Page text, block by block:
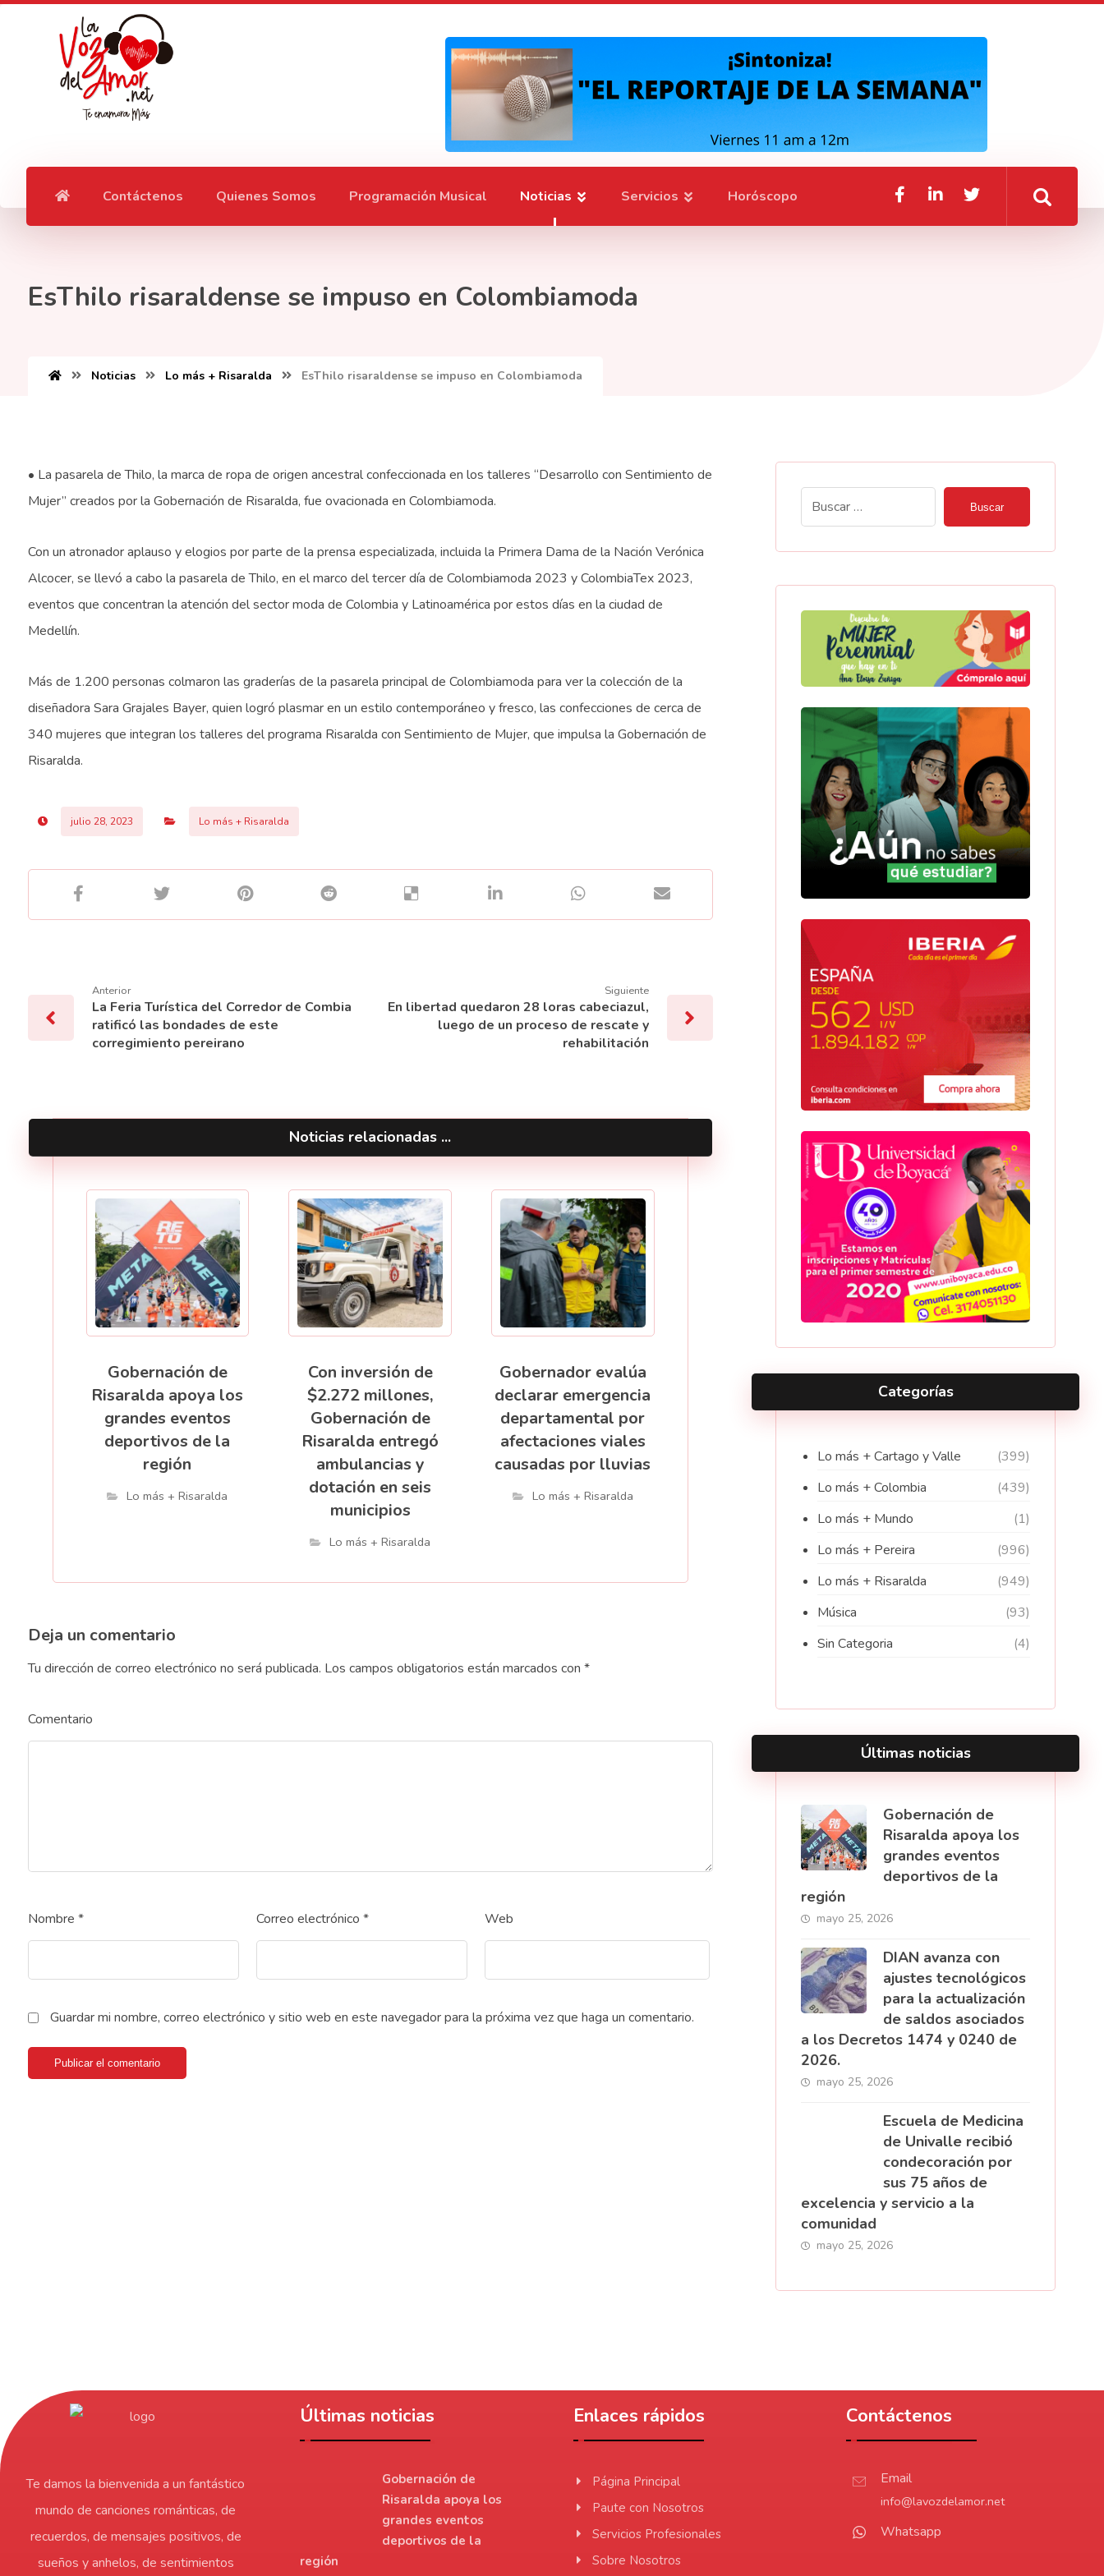
Contáctenos Quienes Somos Programación Musical Noticias Servicios Horóscopo
EsThilo risaraldense se impuso en Colombiamoda
Noticias Lo más + Risaralda EsThilo risaraldense se impuso en Colombiamoda
• La pasarela de Thilo, la marca de ropa de origen ancestral confeccionada en los talleres “Desarrollo con Sentimiento de
Mujer” creados por la Gobernación de Risaralda, fue ovacionada en Colombiamoda.
Con un atronador aplauso y elogios por parte de la prensa especializada, incluida la Primera Dama de la Nación Verónica
Alcocer, se llevó a cabo la pasarela de Thilo, en el marco del tercer día de Colombiamoda 2023 y ColombiaTex 2023,
eventos que concentran la atención del sector moda de Colombia y Latinoamérica por estos días en la ciudad de
Medellín.
Más de 1.200 personas colmaron las graderías de la pasarela principal de Colombiamoda para ver la colección de la
diseñadora Sara Grajales Bayer, quien logró plasmar en un estilo contemporáneo y fresco, las confecciones de cerca de
340 mujeres que integran los talleres del programa Risaralda con Sentimiento de Mujer, que impulsa la Gobernación de
Risaralda.
julio 28, 2023 Lo más + Risaralda
Anterior
La Feria Turística del Corredor de Combia
ratificó las bondades de este
corregimiento pereirano
Siguiente
En libertad quedaron 28 loras cabeciazul,
luego de un proceso de rescate y
rehabilitación
Noticias relacionadas ...
Gobernación de
Risaralda apoya los
grandes eventos
deportivos de la
región
Lo más + Risaralda
Con inversión de
$2.272 millones,
Gobernación de
Risaralda entregó
ambulancias y
dotación en seis
municipios
Lo más + Risaralda
Gobernador evalúa
declarar emergencia
departamental por
afectaciones viales
causadas por lluvias
Lo más + Risaralda
Deja un comentario
Tu dirección de correo electrónico no será publicada. Los campos obligatorios están marcados con *
Comentario
Nombre * Correo electrónico * Web
Guardar mi nombre, correo electrónico y sitio web en este navegador para la próxima vez que haga un comentario.
Publicar el comentario
Buscar
Categorías
Lo más + Cartago y Valle
(399)
Lo más + Colombia
(439)
Lo más + Mundo
(1)
Lo más + Pereira
(996)
Lo más + Risaralda
(949)
Música
(93)
Sin Categoria
(4)
Últimas noticias
Gobernación de
Risaralda apoya los
grandes eventos
deportivos de la
región
mayo 25, 2026
DIAN avanza con
ajustes tecnológicos
para la actualización
de saldos asociados
a los Decretos 1474 y 0240 de
2026.
mayo 25, 2026
Escuela de Medicina
de Univalle recibió
condecoración por
sus 75 años de
excelencia y servicio a la
comunidad
mayo 25, 2026
Te damos la bienvenida a un fantástico
mundo de canciones románticas, de
recuerdos, de mensajes positivos, de
sueños y anhelos, de sentimientos
Últimas noticias
Gobernación de
Risaralda apoya los
grandes eventos
deportivos de la
región
Enlaces rápidos
Página Principal
Paute con Nosotros
Servicios Profesionales
Sobre Nosotros
Contáctenos
Email
info@lavozdelamor.net
Whatsapp